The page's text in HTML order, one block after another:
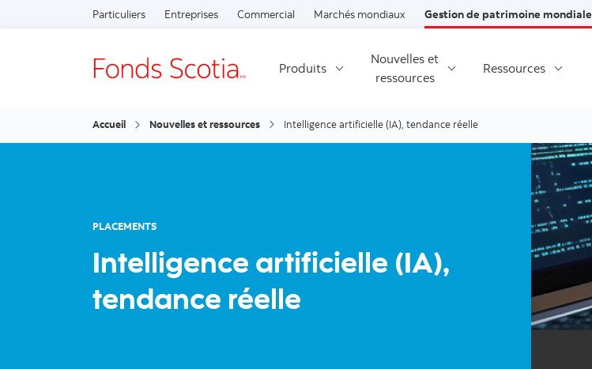
Passer au contenu
Particuliers Entreprises Commercial Marchés mondiaux Gestion de patrimoine mondiale
Produits
Nouvelles et
ressources
Ressources
Accueil Nouvelles et ressources Intelligence artificielle (IA), tendance réelle
PLACEMENTS
Intelligence artificielle (IA),
tendance réelle